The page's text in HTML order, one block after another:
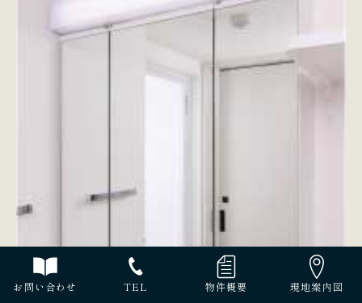
物件概要 現地案内図
TEL
お問い合わせ 現地写真